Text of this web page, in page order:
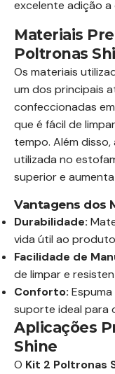
excelente adição a
Materiais
Poltronas
Os materiais
um dos principais
confeccionadas
que é fácil de
tempo. Além
utilizada no
superior e
Vantagens dos
Durabilidade:
vida útil ao
Facilidade de
de limpar e
Conforto:
suporte ideal para
Aplicações
Shine
O Kit 2 Poltronas